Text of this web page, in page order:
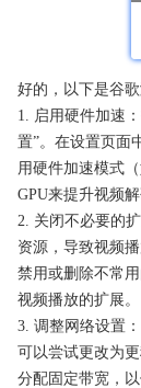
好的，以下是谷
1. 启用硬件加速
置”。在设置页面
用硬件加速模式
GPU来提升视频
2. 关闭不必要的
资源，导致视频
禁用或删除不常
视频播放的扩展。
3. 调整网络设置
可以尝试更改为
分配固定带宽，